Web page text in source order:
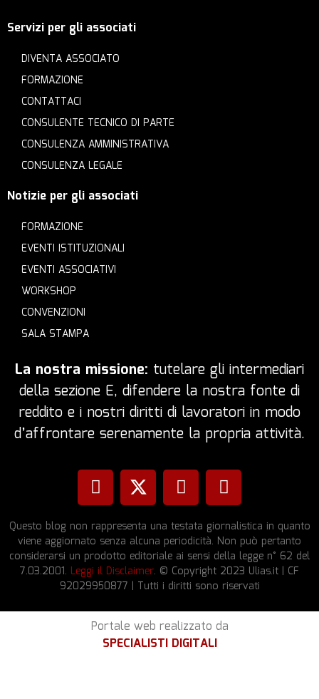
Servizi per gli associati
DIVENTA ASSOCIATO
FORMAZIONE
CONTATTACI
CONSULENTE TECNICO DI PARTE
CONSULENZA AMMINISTRATIVA
CONSULENZA LEGALE
Notizie per gli associati
FORMAZIONE
EVENTI ISTITUZIONALI
EVENTI ASSOCIATIVI
WORKSHOP
CONVENZIONI
SALA STAMPA
La nostra missione: tutelare gli intermediari
della sezione E, difendere la nostra fonte di
reddito e i nostri diritti di lavoratori in modo
d’affrontare serenamente la propria attività.
Questo blog non rappresenta una testata giornalistica in quanto
viene aggiornato senza alcuna periodicità. Non può pertanto
considerarsi un prodotto editoriale ai sensi della legge n° 62 del
7.03.2001. Leggi il Disclaimer. © Copyright 2023 Ulias.it | CF
92029950877 | Tutti i diritti sono riservati
Portale web realizzato da
SPECIALISTI DIGITALI